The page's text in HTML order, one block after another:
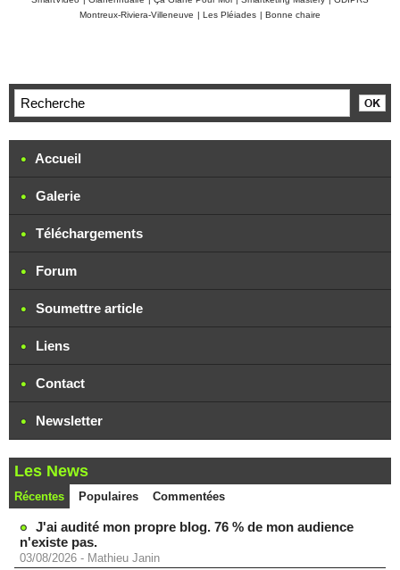
Montreux-Riviera-Villeneuve | Les Pléiades | Bonne chaire
Accueil
Galerie
Téléchargements
Forum
Soumettre article
Liens
Contact
Newsletter
Les News
Récentes Populaires Commentées
J'ai audité mon propre blog. 76 % de mon audience
n'existe pas.
03/08/2026 - Mathieu Janin